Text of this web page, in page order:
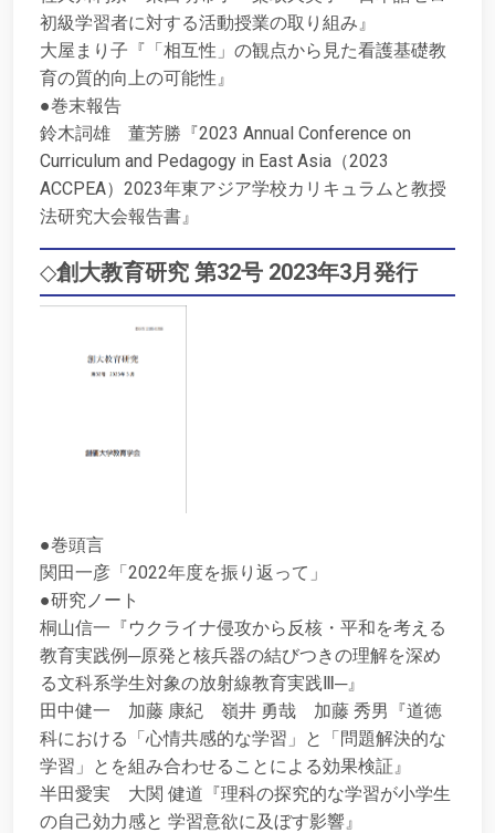
初級学習者に対する活動授業の取り組み』
大屋まり子『「相互性」の観点から見た看護基礎教
育の質的向上の可能性』
●巻末報告
鈴木詞雄 董芳勝『2023 Annual Conference on
Curriculum and Pedagogy in East Asia（2023
ACCPEA）2023年東アジア学校カリキュラムと教授
法研究大会報告書』
◇創大教育研究 第32号 2023年3月発行
●巻頭言
関田一彦「2022年度を振り返って」
●研究ノート
桐山信一『ウクライナ侵攻から反核・平和を考える
教育実践例─原発と核兵器の結びつきの理解を深め
る文科系学生対象の放射線教育実践Ⅲ─』
田中健一 加藤 康紀 嶺井 勇哉 加藤 秀男『道徳
科における「心情共感的な学習」と「問題解決的な
学習」とを組み合わせることによる効果検証』
半田愛実 大関 健道『理科の探究的な学習が小学生
の自己効力感と 学習意欲に及ぼす影響』